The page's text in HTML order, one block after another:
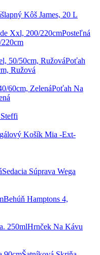
Kôš James, 20 L
Posteľná
Poťah
Ružová
Poťah Na
Košík Mia -Ext-
Sedacia Súprava Wega
Behúň Hamptons 4,
Hrnček Na Kávu